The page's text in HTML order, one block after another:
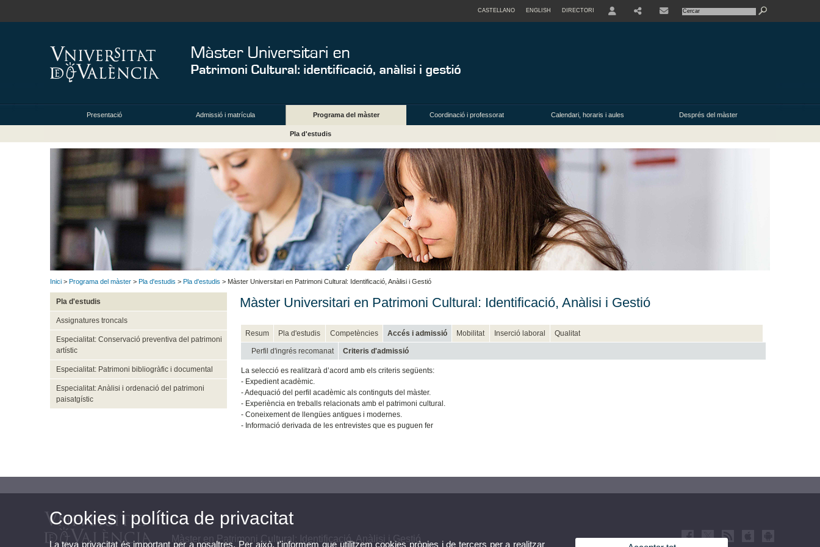
CASTELLANO ENGLISH DIRECTORI
Presentació Admissió i matrícula Programa del màster Coordinació i professorat Calendari, horaris i aules Després del màster
Pla d'estudis
Inici > Programa del màster > Pla d'estudis > Pla d'estudis > Màster Universitari en Patrimoni Cultural: Identificació, Anàlisi i Gestió
Pla d'estudis
Assignatures troncals
Especialitat: Conservació preventiva del patrimoni
artístic
Especialitat: Patrimoni bibliogràfic i documental
Especialitat: Anàlisi i ordenació del patrimoni
paisatgístic
Màster Universitari en Patrimoni Cultural: Identificació, Anàlisi i Gestió
Resum Pla d'estudis Competències Accés i admissió Mobilitat Inserció laboral Qualitat
Perfil d'ingrés recomanat Criteris d'admissió
La selecció es realitzarà d’acord amb els criteris següents:
- Expedient acadèmic.
- Adequació del perfil acadèmic als continguts del màster.
- Experiència en treballs relacionats amb el patrimoni cultural.
- Coneixement de llengües antigues i modernes.
- Informació derivada de les entrevistes que es puguen fer
Màster en Patrimoni Cultural: Identificació, Anàlisi i Gestió
Cookies i política de privacitat
La teva privacitat és important per a nosaltres. Per això, t'informem que utilitzem cookies pròpies i de tercers per a realitzar